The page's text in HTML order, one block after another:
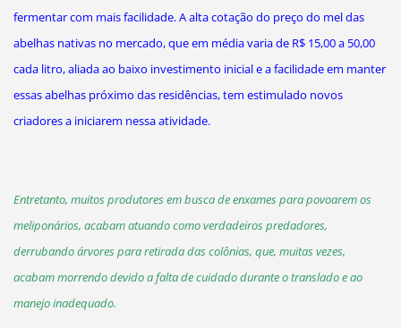
fermentar com mais facilidade. A alta cotação do preço do mel das
abelhas nativas no mercado, que em média varia de R$ 15,00 a 50,00
cada litro, aliada ao baixo investimento inicial e a facilidade em manter
essas abelhas próximo das residências, tem estimulado novos
criadores a iniciarem nessa atividade.
Entretanto, muitos produtores em busca de enxames para povoarem os
meliponários, acabam atuando como verdadeiros predadores,
derrubando árvores para retirada das colônias, que, muitas vezes,
acabam morrendo devido a falta de cuidado durante o translado e ao
manejo inadequado.